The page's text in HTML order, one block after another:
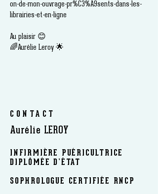
on-de-mon-ouvrage-pr%C3%A9sents-dans-les-
librairies-et-en-ligne
Au plaisir 😊
🌈Aurélie Leroy 🌟
CONTACT
Aurélie LEROY
INFIRMIÈRE PUÉRICULTRICE
DIPLÔMÉE D’ÉTAT
SOPHROLOGUE CERTIFIÉE RNCP